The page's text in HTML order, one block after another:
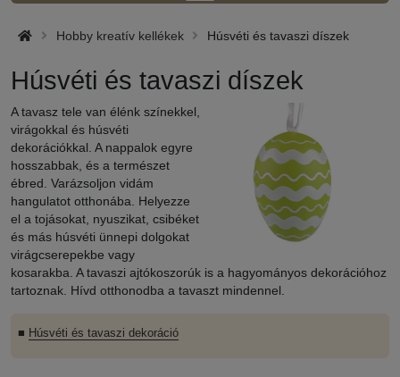
Hobby kreatív kellékek Húsvéti és tavaszi díszek
Húsvéti és tavaszi díszek
A tavasz tele van élénk színekkel,
virágokkal és húsvéti
dekorációkkal. A nappalok egyre
hosszabbak, és a természet
ébred. Varázsoljon vidám
hangulatot otthonába. Helyezze
el a tojásokat, nyuszikat, csibéket
és más húsvéti ünnepi dolgokat
virágcserepekbe vagy
kosarakba. A tavaszi ajtókoszorúk is a hagyományos dekorációhoz
tartoznak. Hívd otthonodba a tavaszt mindennel.
■ Húsvéti és tavaszi dekoráció